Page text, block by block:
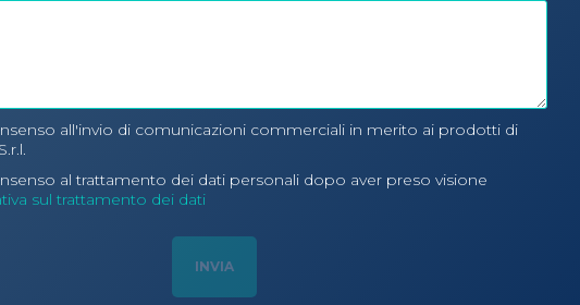
all'invio di comunicazioni commerciali in merito ai prodotti di
al trattamento dei dati personali dopo aver preso visione
sul trattamento dei dati